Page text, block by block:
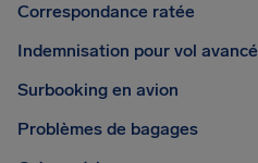
Correspondance ratée
Indemnisation pour vol avancé
Surbooking en avion
Problèmes de bagages